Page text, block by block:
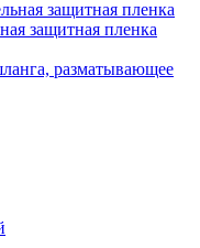
защитная пленка
разматывающее